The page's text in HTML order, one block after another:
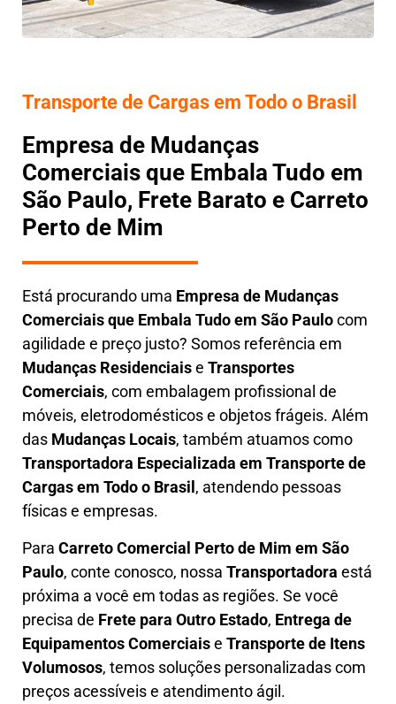
Transporte de Cargas em Todo o Brasil
Empresa de Mudanças
Comerciais que Embala Tudo em
São Paulo, Frete Barato e Carreto
Perto de Mim
Está procurando uma Empresa de Mudanças
Comerciais que Embala Tudo em São Paulocom
agilidade e preço justo? Somos referência em
Mudanças Residenciaise Transportes
Comerciais, com embalagem profissional de
móveis, eletrodomésticos e objetos frágeis. Além
das Mudanças Locais, também atuamos como
Transportadora Especializada em Transporte de
Cargas em Todo o Brasil , atendendo pessoas
físicas e empresas.
Para Carreto Comercial Perto de Mim em São
Paulo, conte conosco, nossa Transportadora está
próxima a você em todas as regiões. Se você
precisa de Frete para Outro Estado, Entrega de
Equipamentos Comerciaise Transporte de Itens
Volumosos, temos soluções personalizadas com
preços acessíveis e atendimento ágil.